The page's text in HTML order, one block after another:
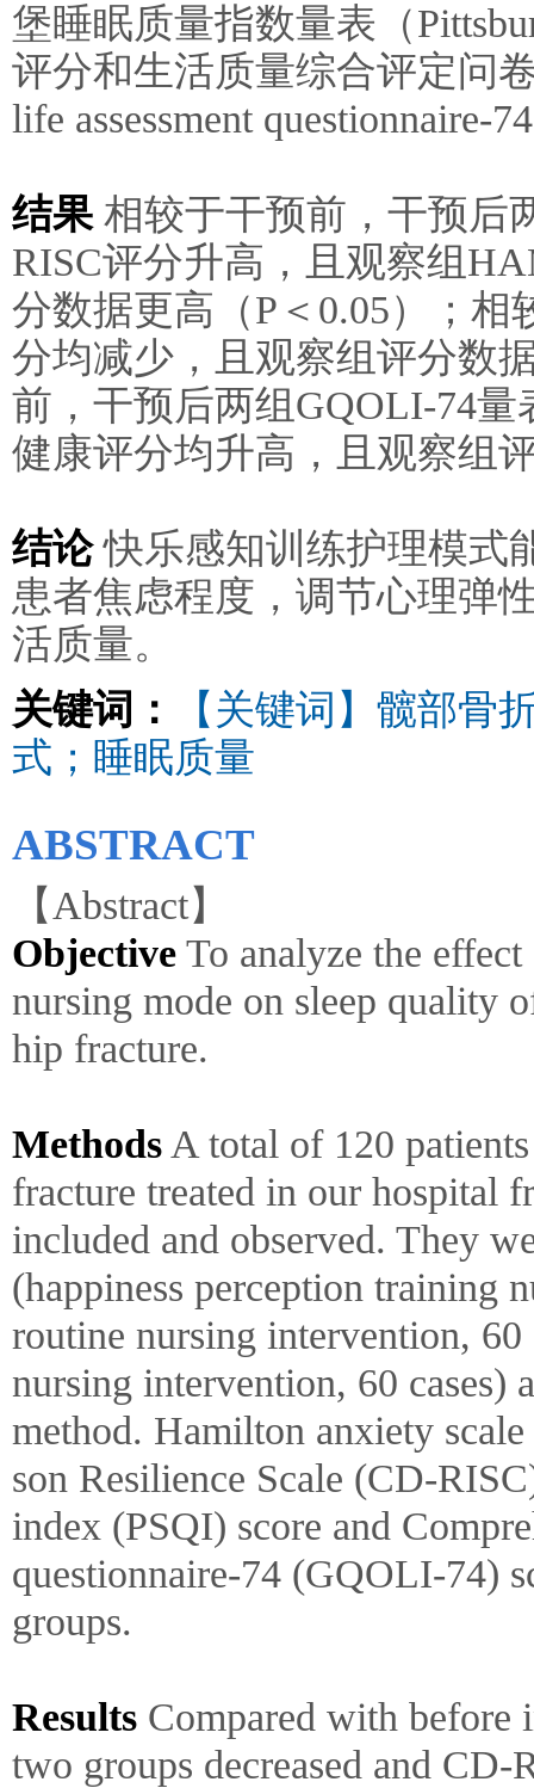
堡睡眠质量指数量表（
评分和生活质量综合评定问
life assessment questionnaire-
结果 相较于干预前，干预后
RISC评分升高，且观察组
分数据更高（P＜0.05）；相
分均减少，且观察组评分数
前，干预后两组GQOLI-74
健康评分均升高，且观察组
结论快乐感知训练护理模式
患者焦虑程度，调节心理弹
活质量。
关键词：
【关键词】髋部骨
式；睡眠质量
ABSTRACT
【Abstract】
Objective To analyze the
nursing mode on sleep quality
hip fracture.
Methods A total of 120
fracture treated in our hospital
included and observed. They
(happiness perception training
routine nursing intervention,
nursing intervention, 60 cases)
method. Hamilton anxiety
son Resilience Scale (CD-
index (PSQI) score and
questionnaire-74 (GQOLI-74)
groups.
Results Compared with
two groups decreased and CD-